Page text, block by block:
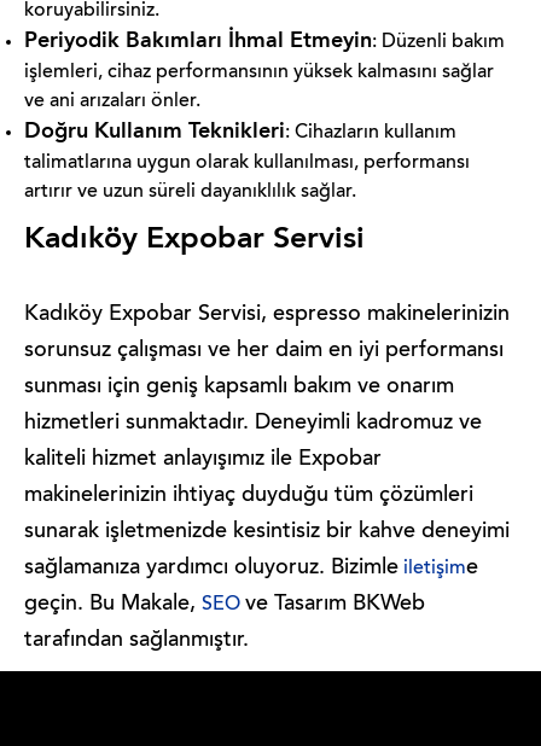
koruyabilirsiniz.
Periyodik Bakımları İhmal Etmeyin: Düzenli bakım
işlemleri, cihaz performansının yüksek kalmasını sağlar
ve ani arızaları önler.
Doğru Kullanım Teknikleri: Cihazların kullanım
talimatlarına uygun olarak kullanılması, performansı
artırır ve uzun süreli dayanıklılık sağlar.
Kadıköy Expobar Servisi
Kadıköy Expobar Servisi, espresso makinelerinizin
sorunsuz çalışması ve her daim en iyi performansı
sunması için geniş kapsamlı bakım ve onarım
hizmetleri sunmaktadır. Deneyimli kadromuz ve
kaliteli hizmet anlayışımız ile Expobar
makinelerinizin ihtiyaç duyduğu tüm çözümleri
sunarak işletmenizde kesintisiz bir kahve deneyimi
sağlamanıza yardımcı oluyoruz. Bizimle iletişime
geçin. Bu Makale, SEO ve Tasarım BKWeb
tarafından sağlanmıştır.